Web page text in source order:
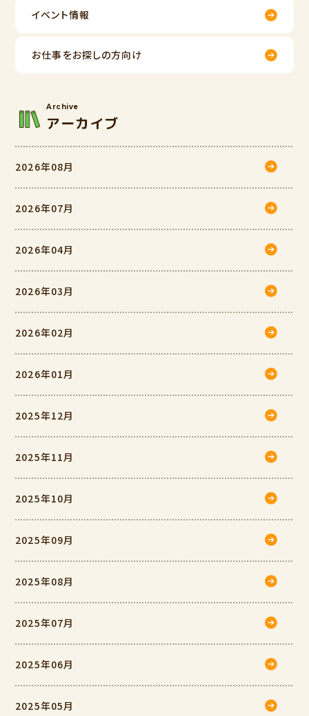
イベント情報
お仕事をお探しの方向け
Archive
アーカイブ
2026年08月
2026年07月
2026年04月
2026年03月
2026年02月
2026年01月
2025年12月
2025年11月
2025年10月
2025年09月
2025年08月
2025年07月
2025年06月
2025年05月